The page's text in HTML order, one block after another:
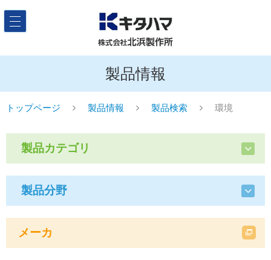
製品情報
トップページ 製品情報 製品検索 環境
製品カテゴリ
製品分野
メーカ